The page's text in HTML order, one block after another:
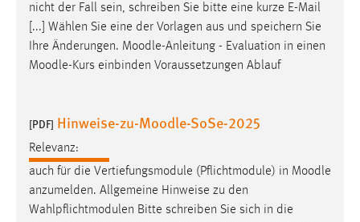
nicht der Fall sein, schreiben Sie bitte eine kurze E-Mail
[...] Wählen Sie eine der Vorlagen aus und speichern Sie
Ihre Änderungen. Moodle-Anleitung - Evaluation in einen
Moodle-Kurs einbinden Voraussetzungen Ablauf
[PDF] Hinweise-zu-Moodle-SoSe-2025
Relevanz:
auch für die Vertiefungsmodule (Pflichtmodule) in Moodle
anzumelden. Allgemeine Hinweise zu den
Wahlpflichtmodulen Bitte schreiben Sie sich in die
STATISTIK
unsere Besucher unsere Website nutzen.
Matomo
Name:
_pk_ref, _pk_cvar, _pk_id, _pk_ses